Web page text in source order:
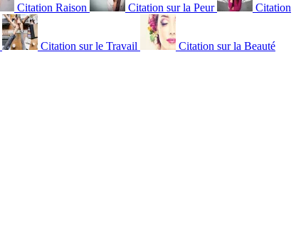
Citation Raison Citation sur la Peur Citation
Citation sur le Travail Citation sur la Beauté